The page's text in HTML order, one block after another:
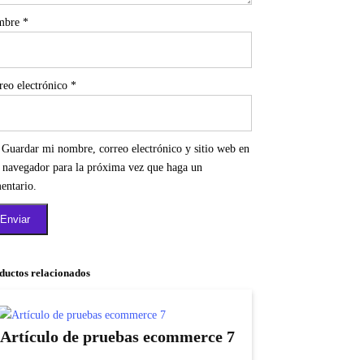
*
electrónico *
Guardar mi nombre, correo electrónico y sitio web en
navegador para la próxima vez que haga un
relacionados
Artículo de pruebas ecommerce 7